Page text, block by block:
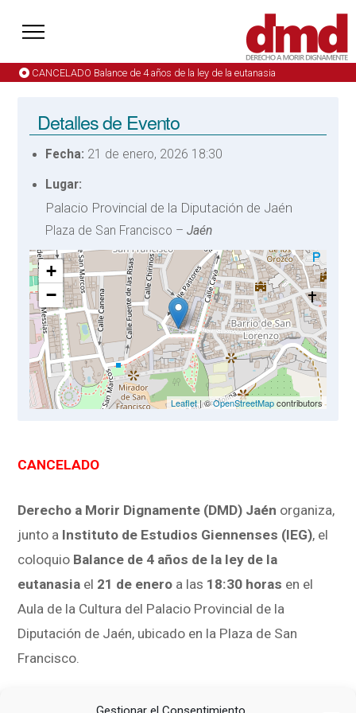
CANCELADO Balance de 4 años de la ley de la eutanasia
Detalles de Evento
Fecha: 21 de enero, 2026 18:30
Lugar:
Palacio Provincial de la Diputación de Jaén
Plaza de San Francisco –Jaén
+
−
Leaflet| ©OpenStreetMapcontributors
CANCELADO
Derecho a Morir Dignamente (DMD) Jaén organiza,
junto a Instituto de Estudios Giennenses (IEG), el
coloquio Balance de 4 años de la ley de la
eutanasia el 21 de enero a las 18:30 horas en el
Aula de la Cultura del Palacio Provincial de la
Diputación de Jaén, ubicado en la Plaza de San
Francisco.
En este coloquio, presentado y moderado por